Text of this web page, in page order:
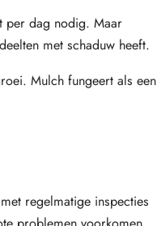
per dag nodig. Maar
met schaduw heeft.
Mulch fungeert als een
regelmatige inspecties